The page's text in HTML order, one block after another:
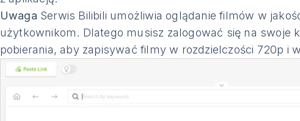
Uwaga Serwis Bilibili umożliwia oglądanie filmów w
użytkownikom. Dlatego musisz zalogować się na swoje
pobierania, aby zapisywać filmy w rozdzielczości 720p i